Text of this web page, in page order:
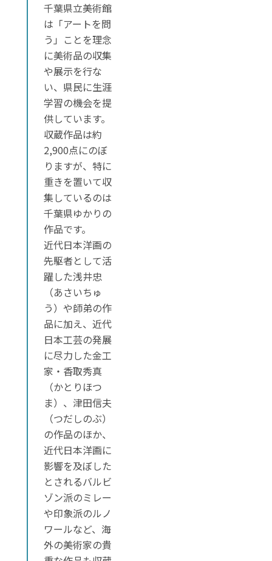
千葉県立美術館
は「アートを問
う」ことを理念
に美術品の収集
や展示を行な
い、県民に生涯
学習の機会を提
供しています。
収蔵作品は約
2,900点にのぼ
りますが、特に
重きを置いて収
集しているのは
千葉県ゆかりの
作品です。
近代日本洋画の
先駆者として活
躍した浅井忠
（あさいちゅ
う）や師弟の作
品に加え、近代
日本工芸の発展
に尽力した金工
家・香取秀真
（かとりほつ
ま）、津田信夫
（つだしのぶ）
の作品のほか、
近代日本洋画に
影響を及ぼした
とされるバルビ
ゾン派のミレー
や印象派のルノ
ワールなど、海
外の美術家の貴